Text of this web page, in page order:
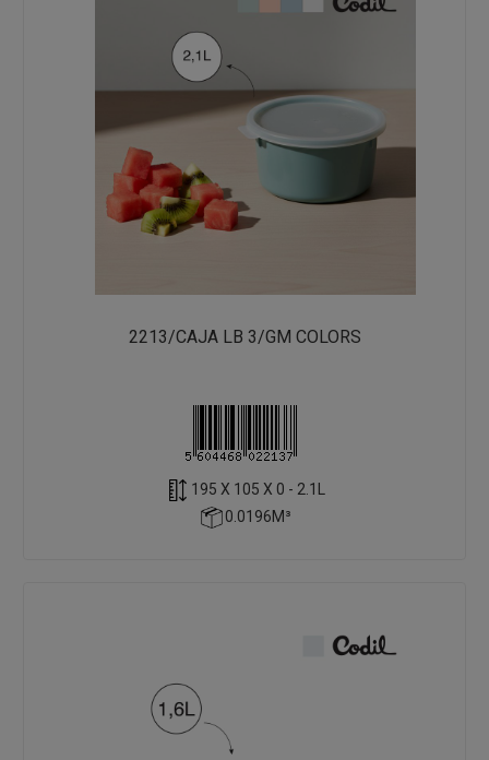
2213/CAJA LB 3/GM COLORS
195 X 105 X 0 - 2.1L
0.0196M³